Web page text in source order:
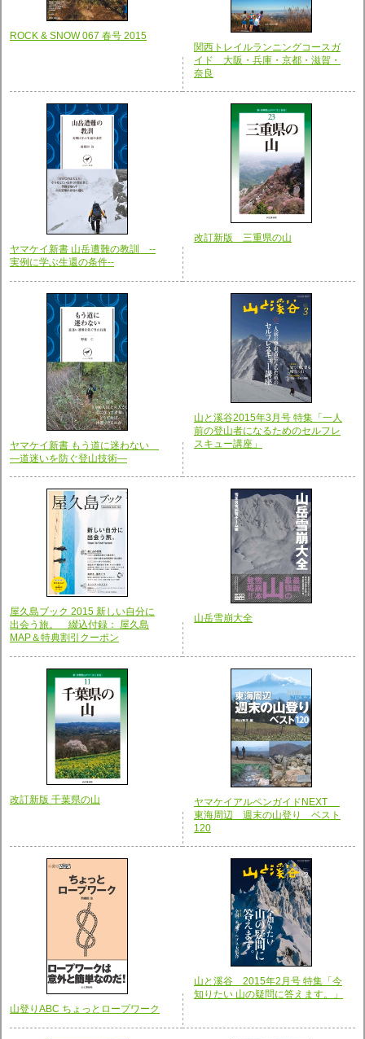
ROCK & SNOW 067 春号 2015
関西トレイルランニングコースガ
イド 大阪・兵庫・京都・滋賀・
奈良
ヤマケイ新書 山岳遭難の教訓 --
実例に学ぶ生還の条件--
改訂新版 三重県の山
ヤマケイ新書 もう道に迷わない
―道迷いを防ぐ登山技術―
山と溪谷2015年3月号 特集「一人
前の登山者になるためのセルフレ
スキュー講座」
屋久島ブック 2015 新しい自分に
出会う旅。 綴込付録： 屋久島
MAP＆特典割引クーポン
山岳雪崩大全
改訂新版 千葉県の山
ヤマケイアルペンガイドNEXT
東海周辺 週末の山登り ベスト
120
山登りABC ちょっとロープワーク
山と溪谷 2015年2月号 特集「今
知りたい 山の疑問に答えます。」